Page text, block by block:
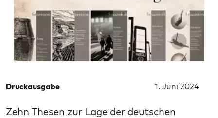
Druckausgabe 1. Juni 2024
Zehn Thesen zur Lage der deutschen